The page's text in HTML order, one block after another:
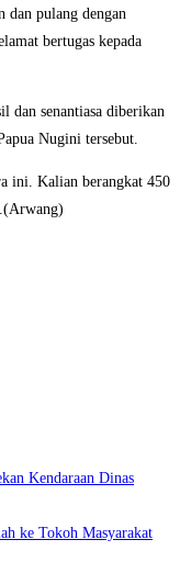
dan pulang dengan
bertugas kepada
dan senantiasa diberikan
Nugini tersebut.
ini. Kalian berangkat 450
Kendaraan Dinas
ke Tokoh Masyarakat